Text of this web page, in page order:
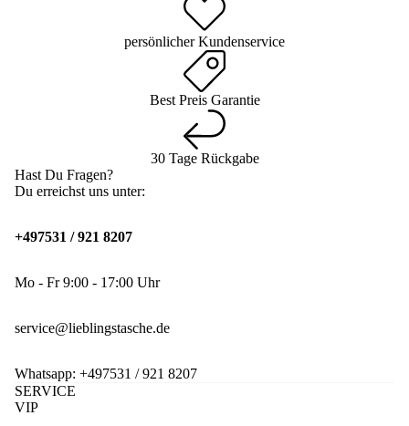
persönlicher Kundenservice
Best Preis Garantie
30 Tage Rückgabe
Hast Du Fragen?
Du erreichst uns unter:
+497531 / 921 8207
Mo - Fr 9:00 - 17:00 Uhr
service@lieblingstasche.de
Whatsapp: +497531 / 921 8207
SERVICE
VIP